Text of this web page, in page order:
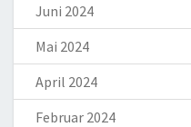
Juni 2024
Mai 2024
April 2024
Februar 2024